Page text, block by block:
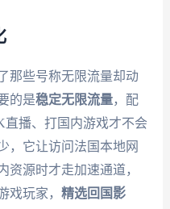
那些号称无限流量却动
的是稳定无限流量，配
直播、打国内游戏才不会
，它让访问法国本地网
资源时才走加速通道，
戏玩家， 精选回国影